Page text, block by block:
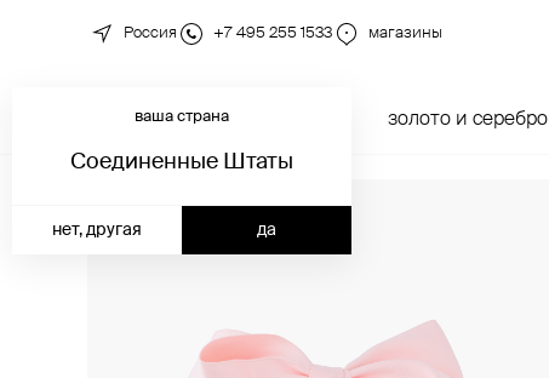
Россия +7 495 255 1533 магазины
новинки золото и серебро
ваша страна
Соединенные Штаты
да
нет, другая